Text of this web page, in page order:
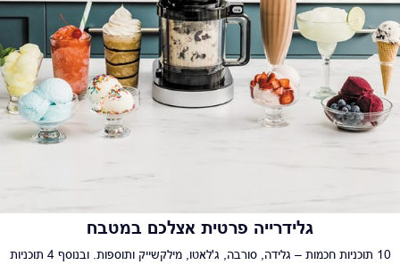
גלידרייה פרטית אצלכם במטבח
10 תוכניות חכמות – גלידה, סורבה, ג'לאטו, מילקשייק ותוספות. ובנוסף 4 תוכניות